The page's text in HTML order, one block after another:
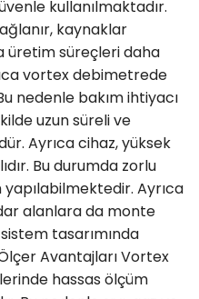
kullanılmaktadır.
kaynaklar
üretim süreçleri daha
vortex debimetrede
nedenle bakım ihtiyacı
uzun süreli ve
Ayrıca cihaz, yüksek
Bu durumda zorlu
Ayrıca
alanlara da monte
tasarımında
Avantajları Vortex
hassas ölçüm